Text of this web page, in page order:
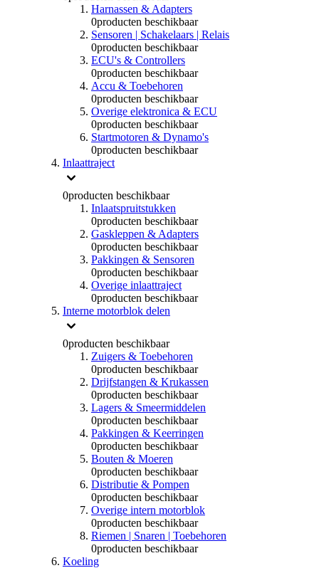
Harnassen & Adapters
0producten beschikbaar
Sensoren | Schakelaars | Relais
0producten beschikbaar
ECU's & Controllers
0producten beschikbaar
Accu & Toebehoren
0producten beschikbaar
Overige elektronica & ECU
0producten beschikbaar
Startmotoren & Dynamo's
0producten beschikbaar
Inlaattraject
0producten beschikbaar
Inlaatspruitstukken
0producten beschikbaar
Gaskleppen & Adapters
0producten beschikbaar
Pakkingen & Sensoren
0producten beschikbaar
Overige inlaattraject
0producten beschikbaar
Interne motorblok delen
0producten beschikbaar
Zuigers & Toebehoren
0producten beschikbaar
Drijfstangen & Krukassen
0producten beschikbaar
Lagers & Smeermiddelen
0producten beschikbaar
Pakkingen & Keerringen
0producten beschikbaar
Bouten & Moeren
0producten beschikbaar
Distributie & Pompen
0producten beschikbaar
Overige intern motorblok
0producten beschikbaar
Riemen | Snaren | Toebehoren
0producten beschikbaar
Koeling